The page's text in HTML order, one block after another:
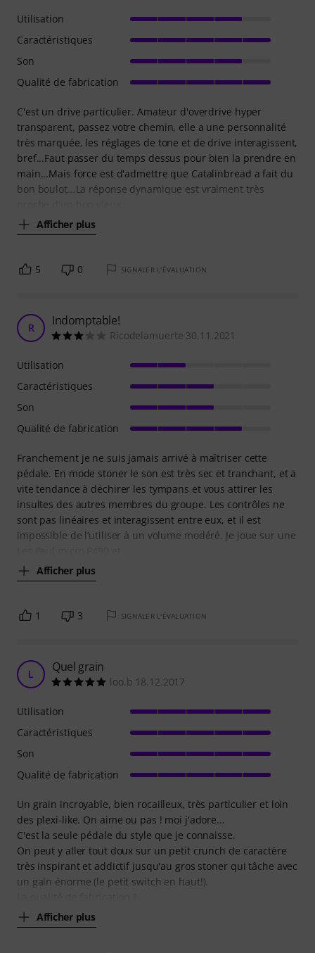
C'est un drive particulier. Amateur d'overdrive hyper
transparent, passez votre chemin, elle a une personnalité
très marquée, les réglages de tone et de drive interagissent,
bref...Faut passer du temps dessus pour bien la prendre en
main...Mais force est d'admettre que Catalinbread a fait du
bon boulot...La réponse dynamique est vraiment très
Afficher plus
Utilisation
Caractéristiques
Son
Qualité de fabrication
5 0 SIGNALER L'ÉVALUATION
R Indomptable!
Ricodelamuerte 30.11.2021
Franchement je ne suis jamais arrivé à maîtriser cette
pédale. En mode stoner le son est très sec et tranchant, et a
vite tendance à déchirer les tympans et vous attirer les
insultes des autres membres du groupe. Les contrôles ne
sont pas linéaires et interagissent entre eux, et il est
impossible de l’utiliser à un volume modéré. Je joue sur une
Afficher plus
Utilisation
Caractéristiques
Son
Qualité de fabrication
1 3 SIGNALER L'ÉVALUATION
L Quel grain
loo.b 18.12.2017
Un grain incroyable, bien rocailleux, très particulier et loin
des plexi-like. On aime ou pas ! moi j'adore...
C'est la seule pédale du style que je connaisse.
On peut y aller tout doux sur un petit crunch de caractère
très inspirant et addictif jusqu'au gros stoner qui tâche avec
un gain énorme (le petit switch en haut!).
Afficher plus
Utilisation
Caractéristiques
Son
Qualité de fabrication